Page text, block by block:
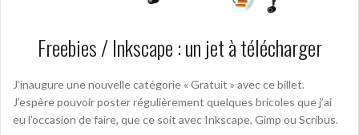
Freebies / Inkscape : un jet à télécharger
J’inaugure une nouvelle catégorie « Gratuit » avec ce billet.
J’espère pouvoir poster régulièrement quelques bricoles que j’ai
eu l’occasion de faire, que ce soit avec Inkscape, Gimp ou Scribus.